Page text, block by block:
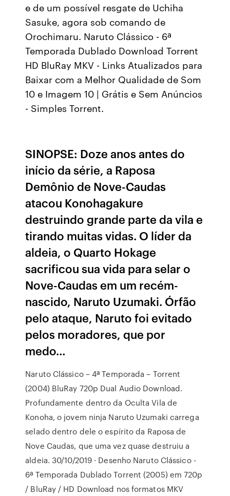
e de um possível resgate de Uchiha
Sasuke, agora sob comando de
Orochimaru. Naruto Clássico - 6ª
Temporada Dublado Download Torrent
HD BluRay MKV - Links Atualizados para
Baixar com a Melhor Qualidade de Som
10 e Imagem 10 | Grátis e Sem Anúncios
- Simples Torrent.
SINOPSE: Doze anos antes do
início da série, a Raposa
Demônio de Nove-Caudas
atacou Konohagakure
destruindo grande parte da vila e
tirando muitas vidas. O líder da
aldeia, o Quarto Hokage
sacrificou sua vida para selar o
Nove-Caudas em um recém-
nascido, Naruto Uzumaki. Órfão
pelo ataque, Naruto foi evitado
pelos moradores, que por
medo…
Naruto Clássico – 4ª Temporada – Torrent
(2004) BluRay 720p Dual Audio Download.
Profundamente dentro da Oculta Vila de
Konoha, o jovem ninja Naruto Uzumaki carrega
selado dentro dele o espírito da Raposa de
Nove Caudas, que uma vez quase destruiu a
aldeia. 30/10/2019 · Desenho Naruto Clássico -
6ª Temporada Dublado Torrent (2005) em 720p
/ BluRay / HD Download nos formatos MKV